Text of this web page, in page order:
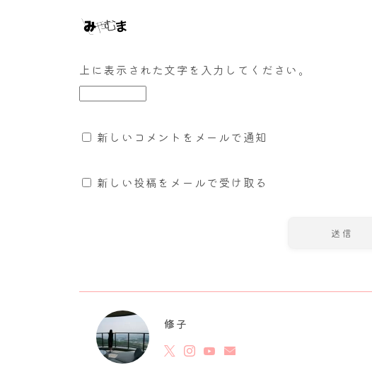
上に表示された文字を入力してください。
新しいコメントをメールで通知
新しい投稿をメールで受け取る
修子